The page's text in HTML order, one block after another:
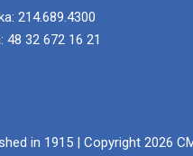
214.689.4300
48 32 672 16 21
in 1915 | Copyright 2026